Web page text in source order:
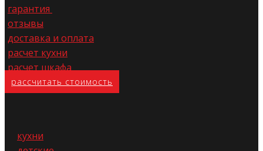
гарантия
отзывы
доставка и оплата
расчет кухни
расчет шкафа
расс​читать стоимость
кухни